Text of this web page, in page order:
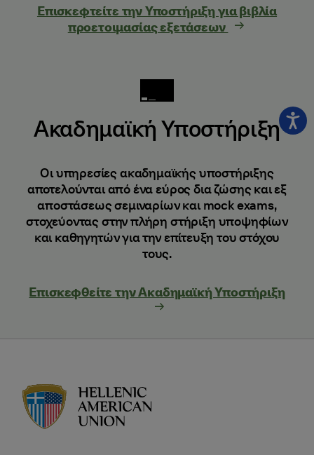
Επισκεφτείτε την Υποστήριξη για βιβλία
προετοιμασίας εξετάσεων
Ακαδημαϊκή Υποστήριξη
Οι υπηρεσίες ακαδημαϊκής υποστήριξης
αποτελούνται από ένα εύρος δια ζώσης και εξ
αποστάσεως σεμιναρίων και mock exams,
στοχεύοντας στην πλήρη στήριξη υποψηφίων
και καθηγητών για την επίτευξη του στόχου
τους.
Επισκεφθείτε την Ακαδημαϊκή Υποστήριξη